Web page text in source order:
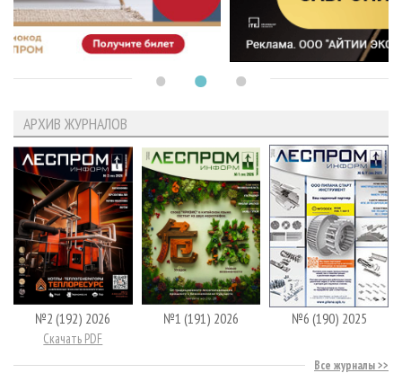
АРХИВ ЖУРНАЛОВ
№2 (192) 2026
Скачать PDF
№1 (191) 2026 №6 (190) 2025
Все журналы